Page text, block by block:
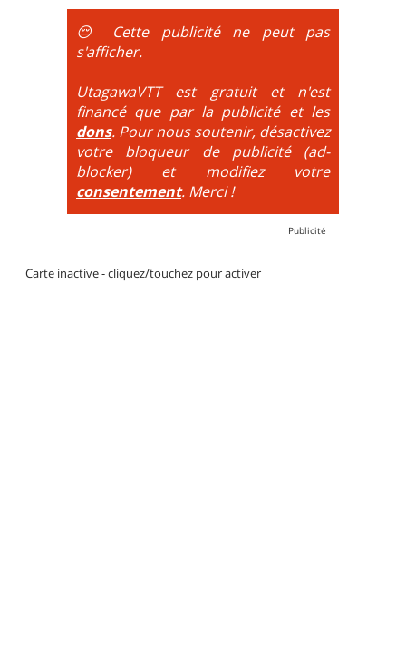
obligatoire.
DH / Gravity : Seule la descente se passe sur le vélo.
La montée est faite via navette ou remontée
mécanique. La difficulté de la descente est indiquée
par des couleurs lorsqu'il s'agit de bikeparks. Vélo
tout suspendu et protections du corps obligatoires.
😔 Cette publicité ne peut pas
s'afficher.
UtagawaVTT est gratuit et n'est
financé que par la publicité et les
dons. Pour nous soutenir, désactivez
votre bloqueur de publicité (ad-
blocker) et modifiez votre
consentement. Merci !